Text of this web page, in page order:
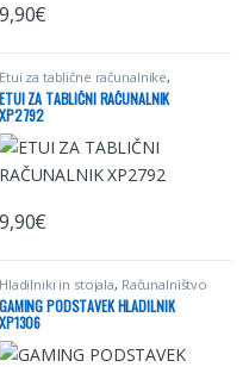
lahko izberete na strani
9,90€
Ta izdelek ima več različic.
Etui za tablične računalnike,
Mobilna telefonija,Računalništvo
ETUI ZA TABLIČNI RAČUNALNIK
XP2792
9,90€
Ta izdelek ima več različic.
Hladilniki in stojala, Računalništvo
GAMING PODSTAVEK HLADILNIK
XP1306